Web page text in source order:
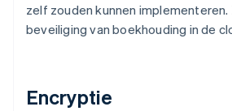
zelf zouden kunnen
beveiliging van boekhouding in de
Encryptie